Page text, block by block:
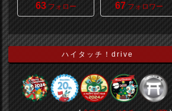
63フォロー 67 フォロワー
ハイタッチ！drive